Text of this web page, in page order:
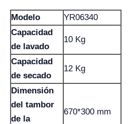
Modelo
YR06340
Capacidad
de lavado
10 Kg
Capacidad
de secado
12 Kg
Dimensión
del tambor
de la
670*300 mm